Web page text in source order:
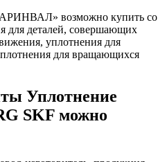
возможно купить со
для деталей, совершающих
уплотнения для
для вращающихся
Уплотнение
SKF можно